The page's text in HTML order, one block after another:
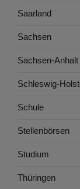
Saarland
Sachsen
Sachsen-Anhalt
Schleswig-
Schule
Stellenbörsen
Studium
Thüringen